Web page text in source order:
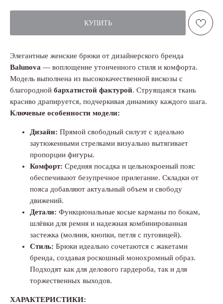
КУПИТЬ
Элегантные женские брюки от дизайнерского бренда
Balunova — воплощение утонченного стиля и комфорта.
Модель выполнена из высококачественной вискозы с
благородной бархатистой фактурой. Струящаяся ткань
красиво драпируется, подчеркивая динамику каждого шага.
Ключевые особенности модели:
Дизайн: Прямой свободный силуэт с идеально
заутюженными стрелками визуально вытягивает
пропорции фигуры.
Комфорт: Средняя посадка и цельнокроеный пояс
обеспечивают безупречное прилегание. Складки от
пояса добавляют актуальный объем и свободу
движений.
Детали: Функциональные косые карманы по бокам,
шлёвки для ремня и надежная комбинированная
застежка (молния, кнопки, петля с пуговицей).
Стиль: Брюки идеально сочетаются с жакетами
бренда, создавая роскошный монохромный образ.
Подходят как для делового гардероба, так и для
торжественных выходов.
ХАРАКТЕРИСТИКИ: